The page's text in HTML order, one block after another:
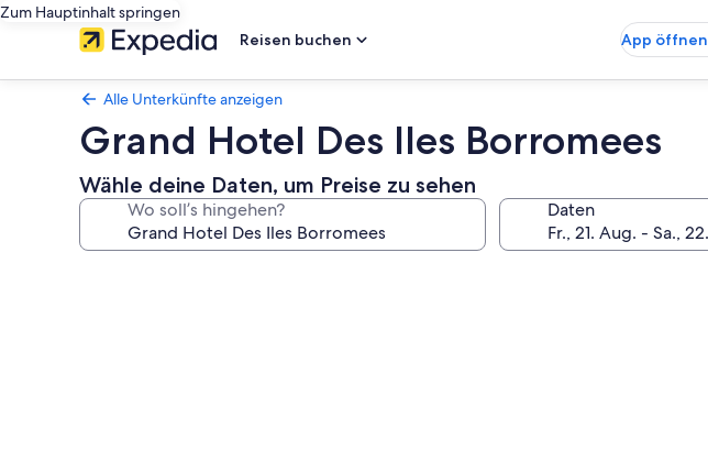
Zum Hauptinhalt springen
Reisen buchen
App öffnen
Alle Unterkünfte anzeigen
Grand Hotel Des Iles Borromees
Wähle deine Daten, um Preise zu sehen
Wo soll’s hingehen? Daten